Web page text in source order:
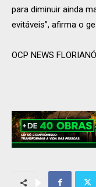
para diminuir ainda
evitáveis”, afirma o
OCP NEWS